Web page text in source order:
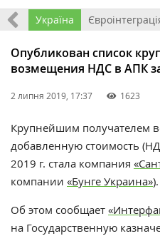
Все Україна
Опубликован список
возмещения НДС в АПК
2 липня 2019, 17:37 1623
Крупнейшим получателем
добавленную стоимость
2019 г. стала компания
компании «Бунге Украина»).
Об этом сообщает
на Государственную